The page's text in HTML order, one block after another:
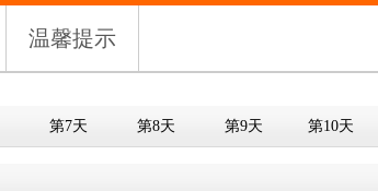
温馨提示
第7天 第8天 第9天 第10天